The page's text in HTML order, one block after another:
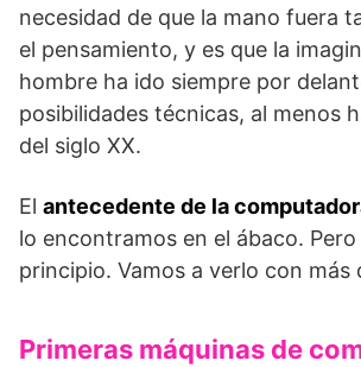
necesidad de que la mano fuera
el pensamiento, y es que la
hombre ha ido siempre por
posibilidades técnicas, al menos
del siglo XX.
El antecedente de la
lo encontramos en el ábaco.
principio. Vamos a verlo con más
Primeras máquinas de